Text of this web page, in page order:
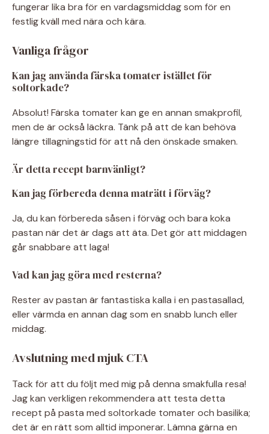
fungerar lika bra för en vardagsmiddag som för en
festlig kväll med nära och kära.
Vanliga frågor
Kan jag använda färska tomater istället för
soltorkade?
Absolut! Färska tomater kan ge en annan smakprofil,
men de är också läckra. Tänk på att de kan behöva
längre tillagningstid för att nå den önskade smaken.
Är detta recept barnvänligt?
Kan jag förbereda denna maträtt i förväg?
Ja, du kan förbereda såsen i förväg och bara koka
pastan när det är dags att äta. Det gör att middagen
går snabbare att laga!
Vad kan jag göra med resterna?
Rester av pastan är fantastiska kalla i en pastasallad,
eller värmda en annan dag som en snabb lunch eller
middag.
Avslutning med mjuk CTA
Tack för att du följt med mig på denna smakfulla resa!
Jag kan verkligen rekommendera att testa detta
recept på pasta med soltorkade tomater och basilika;
det är en rätt som alltid imponerar. Lämna gärna en